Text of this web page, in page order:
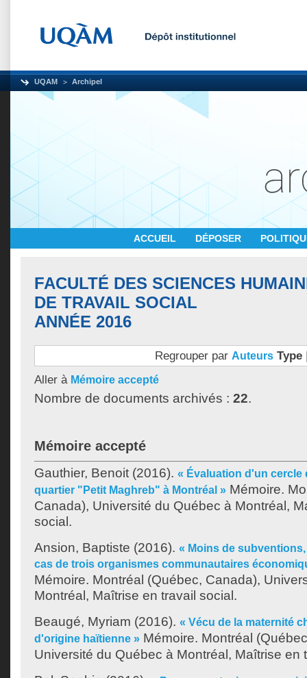
UQAM Archipel
ACCUEIL DÉPOSER
FACULTÉ DES SCIENCES
DE TRAVAIL SOCIAL
ANNÉE 2016
Regrouper par Auteurs Type
Aller à Mémoire accepté
Nombre de documents archivés : 22.
Mémoire accepté
Gauthier, Benoit (2016). « Évaluation d'un cercle
quartier "Petit Maghreb" à Montréal » Mémoire.
Canada), Université du Québec à Montréal,
social.
Ansion, Baptiste (2016). « Moins de
cas de trois organismes communautaires
Mémoire. Montréal (Québec, Canada),
Montréal, Maîtrise en travail social.
Beaugé, Myriam (2016). « Vécu de la maternité
d'origine haïtienne » Mémoire. Montréal
Université du Québec à Montréal, Maîtrise en